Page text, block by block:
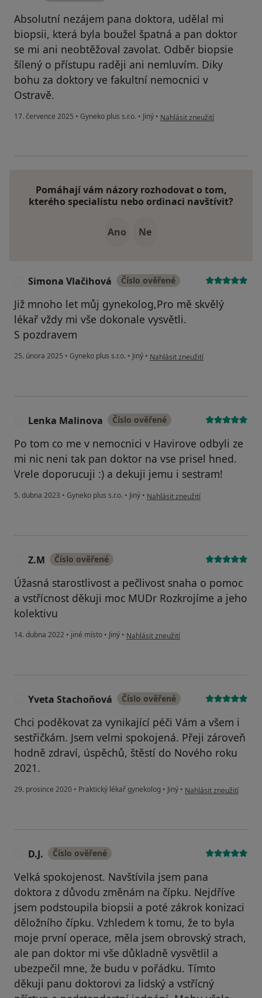
Absolutní nezájem pana doktora, udělal mi
biopsii, která byla boužel špatná a pan doktor
se mi ani neobtěžoval zavolat. Odběr biopsie
šílený o přístupu raději ani nemluvím. Diky
bohu za doktory ve fakultní nemocnici v
Ostravě.
17. července 2025 • Gyneko plus s.r.o. • Jiný • podle názoru uživatele TZ
Nahlásit zneužití
Pomáhají vám názory rozhodovat o tom,
kterého specialistu nebo ordinaci navštívit?
Ano Ne
Simona Vlačihová Číslo ověřené
Již mnoho let můj gynekolog,Pro mě skvělý
lékař vždy mi vše dokonale vysvětli.
S pozdravem
25. února 2025 • Gyneko plus s.r.o. • Jiný • podle názoru uživatele Simona
Nahlásit zneužití
Lenka Malinova Číslo ověřené
Po tom co me v nemocnici v Havirove odbyli ze
mi nic neni tak pan doktor na vse prisel hned.
Vrele doporucuji :) a dekuji jemu i sestram!
5. dubna 2023 • Gyneko plus s.r.o. • Jiný • podle názoru uživatele Lenka
Nahlásit zneužití
Z.M Číslo ověřené
Úžasná starostlivost a pečlivost snaha o pomoc
a vstřícnost děkuji moc MUDr Rozkrojíme a jeho
kolektivu
14. dubna 2022 • jiné místo • Jiný • podle názoru uživatele Z.M
Nahlásit zneužití
Yveta Stachoňová Číslo ověřené
Chci poděkovat za vynikající péči Vám a všem i
sestřičkám. Jsem velmi spokojená. Přeji zároveň
hodně zdraví, úspěchů, štěstí do Nového roku
2021.
29. prosince 2020 • Praktický lékař gynekolog • Jiný • podle názoru uživatele
Nahlásit zneužití
D.J. Číslo ověřené
Velká spokojenost. Navštívila jsem pana
doktora z důvodu změnám na čípku. Nejdříve
jsem podstoupila biopsii a poté zákrok konizaci
děložního čípku. Vzhledem k tomu, že to byla
moje první operace, měla jsem obrovský strach,
ale pan doktor mi vše důkladně vysvětlil a
ubezpečil mne, že budu v pořádku. Tímto
děkuji panu doktorovi za lidský a vstřícný